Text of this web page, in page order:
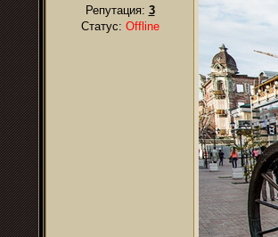
Репутация: 3
Статус: Offline